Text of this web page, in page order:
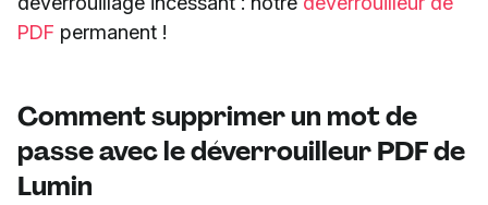
PDF permanent !
Comment supprimer un mot de
passe avec le déverrouilleur PDF de
Lumin